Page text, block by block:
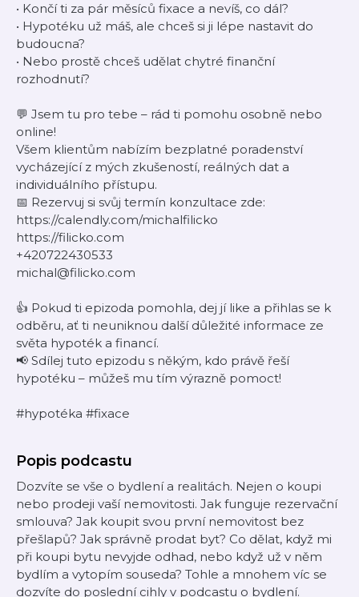
• Končí ti za pár měsíců fixace a nevíš, co dál?
• Hypotéku už máš, ale chceš si ji lépe nastavit do
budoucna?
• Nebo prostě chceš udělat chytré finanční
rozhodnutí?
💬 Jsem tu pro tebe – rád ti pomohu osobně nebo
online!
Všem klientům nabízím bezplatné poradenství
vycházející z mých zkušeností, reálných dat a
individuálního přístupu.
📅 Rezervuj si svůj termín konzultace zde:
https://calendly.com/michalfilicko
https://filicko.com
+420722430533
michal@filicko.com
👍 Pokud ti epizoda pomohla, dej jí like a přihlas se k
odběru, ať ti neuniknou další důležité informace ze
světa hypoték a financí.
📢 Sdílej tuto epizodu s někým, kdo právě řeší
hypotéku – můžeš mu tím výrazně pomoct!
#hypotéka #fixace
Popis podcastu
Dozvíte se vše o bydlení a realitách. Nejen o koupi
nebo prodeji vaší nemovitosti. Jak funguje rezervační
smlouva? Jak koupit svou první nemovitost bez
přešlapů? Jak správně prodat byt? Co dělat, když mi
při koupi bytu nevyjde odhad, nebo když už v něm
bydlím a vytopím souseda? Tohle a mnohem víc se
dozvíte do poslední cihly v podcastu o bydlení.